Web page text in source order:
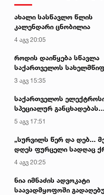
ახალი სასწავლო წლის
კალენდარი ცნობილია
4 აგვ 20:05
როდის დაიწყება სწავლა
საქართველოს
კერძო უნივერსიტეტებში
3 აგვ 15:35
საქართველოს
სპეციალურ განცხადებას
ავრცელებს
5 აგვ 17:51
„სურვილს წერ და დებ...
დღეს ფურცელი სადღაც
და სურვილი სრულდება...“ -
სასწაულმოქმედი ტაძარი
ქართლში
4 აგვ 20:25
ნია იმნაძის ადვოკატი
საავადმყოფოში